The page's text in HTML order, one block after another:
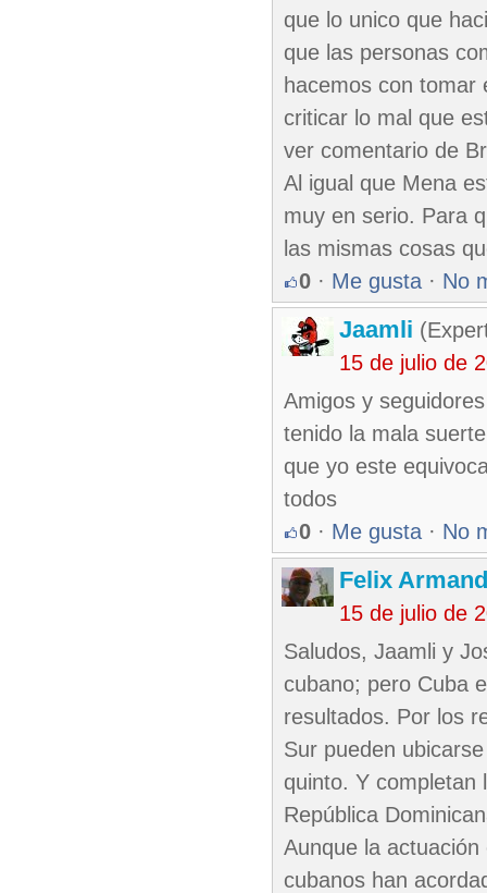
que lo unico que
que las personas
hacemos con tomar
criticar lo mal que
ver comentario de
Al igual que Mena
muy en serio. Para
las mismas cosas
0 · Me gusta · No
Jaamli
15 de julio de
Amigos y
tenido la mala
que yo este
todos
0 · Me gusta · No
Felix
15 de julio de
Saludos, Jaamli y
cubano; pero Cuba
resultados. Por los
Sur pueden
quinto. Y completan
República
Aunque la
cubanos han